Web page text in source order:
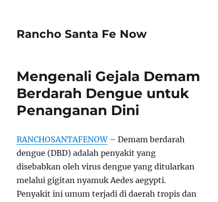
Rancho Santa Fe Now
Mengenali Gejala Demam
Berdarah Dengue untuk
Penanganan Dini
RANCHOSANTAFENOW– Demam berdarah
dengue (DBD) adalah penyakit yang
disebabkan oleh virus dengue yang ditularkan
melalui gigitan nyamuk Aedes aegypti.
Penyakit ini umum terjadi di daerah tropis dan